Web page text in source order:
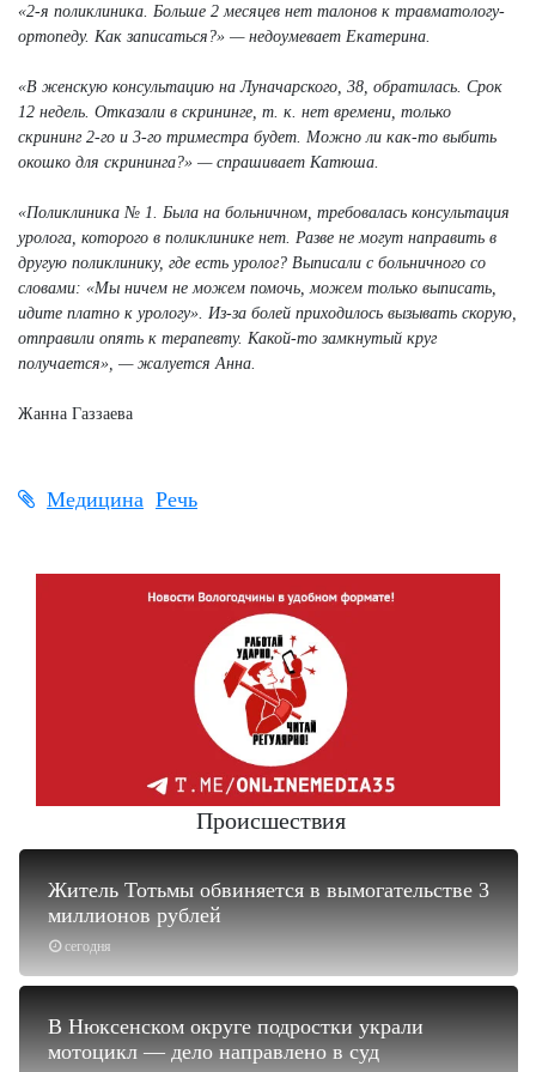
«2-я поликлиника. Больше 2 месяцев нет талонов к травматологу-
ортопеду. Как записаться?» — недоумевает Екатерина.
«В женскую консультацию на Луначарского, 38, обратилась. Срок
12 недель. Отказали в скрининге, т. к. нет времени, только
скрининг 2-го и 3-го триместра будет. Можно ли как-то выбить
окошко для скрининга?» — спрашивает Катюша.
«Поликлиника № 1. Была на больничном, требовалась консультация
уролога, которого в поликлинике нет. Разве не могут направить в
другую поликлинику, где есть уролог? Выписали с больничного со
словами: «Мы ничем не можем помочь, можем только выписать,
идите платно к урологу». Из-за болей приходилось вызывать скорую,
отправили опять к терапевту. Какой-то замкнутый круг
получается», — жалуется Анна.
Жанна Газзаева
Медицина Речь
Происшествия
сегодня
Житель Тотьмы обвиняется в вымогательстве 3
миллионов рублей
В Нюксенском округе подростки украли
мотоцикл — дело направлено в суд